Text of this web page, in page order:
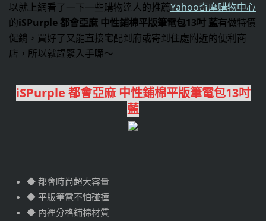
以就上網看了一下一些購物達人的推薦Yahoo奇摩購物中心
的iSPurple 都會亞麻 中性鋪棉平版筆電包13吋 藍有做特價
促銷，買好了又能直接宅配到府或寄到住處附近的便利商
店，所以就趕緊入手囉～
iSPurple 都會亞麻 中性鋪棉平版筆電包13吋
藍
◆ 都會時尚超大容量
◆ 平版筆電不怕碰撞
◆ 內裡分格鋪棉材質